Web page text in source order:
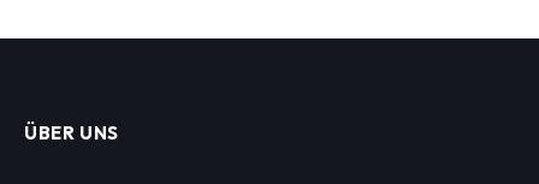
ÜBER UNS